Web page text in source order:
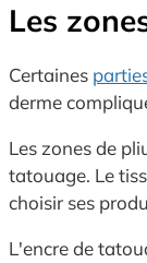
Les
Certaines
derme
Les zones de
tatouage. Le
choisir ses
L'encre de